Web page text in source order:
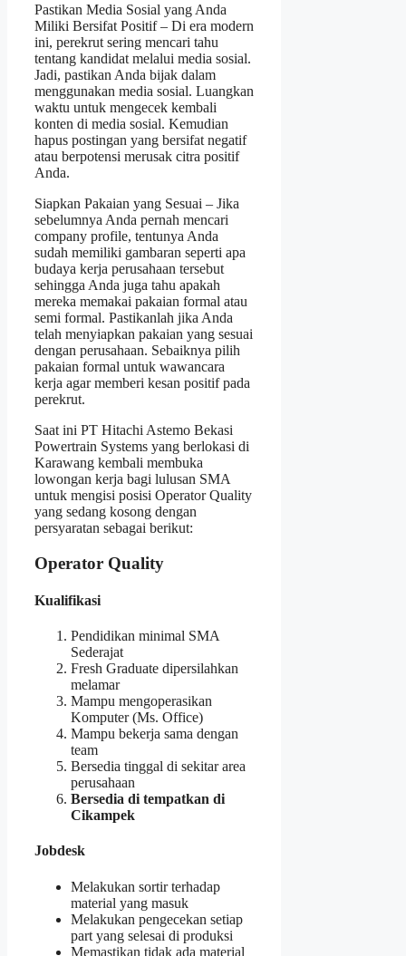
Pastikan Media Sosial yang Anda
Miliki Bersifat Positif – Di era modern
ini, perekrut sering mencari tahu
tentang kandidat melalui media sosial.
Jadi, pastikan Anda bijak dalam
menggunakan media sosial. Luangkan
waktu untuk mengecek kembali
konten di media sosial. Kemudian
hapus postingan yang bersifat negatif
atau berpotensi merusak citra positif
Anda.
Siapkan Pakaian yang Sesuai – Jika
sebelumnya Anda pernah mencari
company profile, tentunya Anda
sudah memiliki gambaran seperti apa
budaya kerja perusahaan tersebut
sehingga Anda juga tahu apakah
mereka memakai pakaian formal atau
semi formal. Pastikanlah jika Anda
telah menyiapkan pakaian yang sesuai
dengan perusahaan. Sebaiknya pilih
pakaian formal untuk wawancara
kerja agar memberi kesan positif pada
perekrut.
Saat ini PT Hitachi Astemo Bekasi
Powertrain Systems yang berlokasi di
Karawang kembali membuka
lowongan kerja bagi lulusan SMA
untuk mengisi posisi Operator Quality
yang sedang kosong dengan
persyaratan sebagai berikut:
Operator Quality
Kualifikasi
Pendidikan minimal SMA
Sederajat
Fresh Graduate dipersilahkan
melamar
Mampu mengoperasikan
Komputer (Ms. Office)
Mampu bekerja sama dengan
team
Bersedia tinggal di sekitar area
perusahaan
Bersedia di tempatkan di
Cikampek
Jobdesk
Melakukan sortir terhadap
material yang masuk
Melakukan pengecekan setiap
part yang selesai di produksi
Memastikan tidak ada material